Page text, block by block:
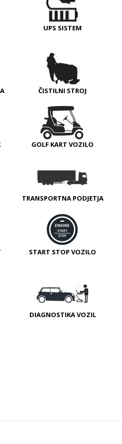
UPS SISTEM
ČISTILNI STROJ
GOLF KART VOZILO
TRANSPORTNA PODJETJA
START STOP VOZILO
DIAGNOSTIKA VOZIL